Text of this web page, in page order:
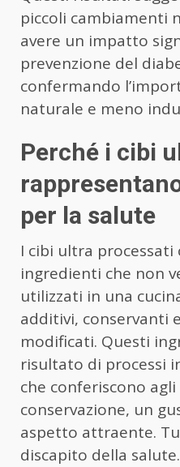
piccoli cambiamenti
avere un impatto
prevenzione del
confermando
naturale e meno
Perché i cibi
per la salute
I cibi ultra processati
ingredienti che non
utilizzati in una
additivi, conservanti
modificati. Questi
risultato di processi
che conferiscono
conservazione, un
aspetto attraente.
discapito della salute.